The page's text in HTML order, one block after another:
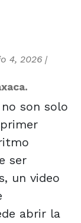
4, 2026 |
son solo
ser
un video
abrir la